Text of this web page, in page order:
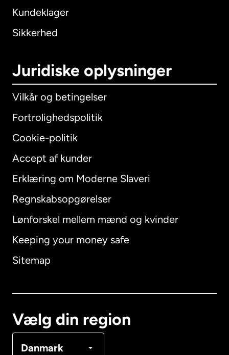
Kundeklager
Sikkerhed
Juridiske oplysninger
Vilkår og betingelser
Fortrolighedspolitik
Cookie-politik
Accept af kunder
Erklæring om Moderne Slaveri
Regnskabsopgørelser
Lønforskel mellem mænd og kvinder
Keeping your money safe
Sitemap
Vælg din region
Danmark
International English
Australien